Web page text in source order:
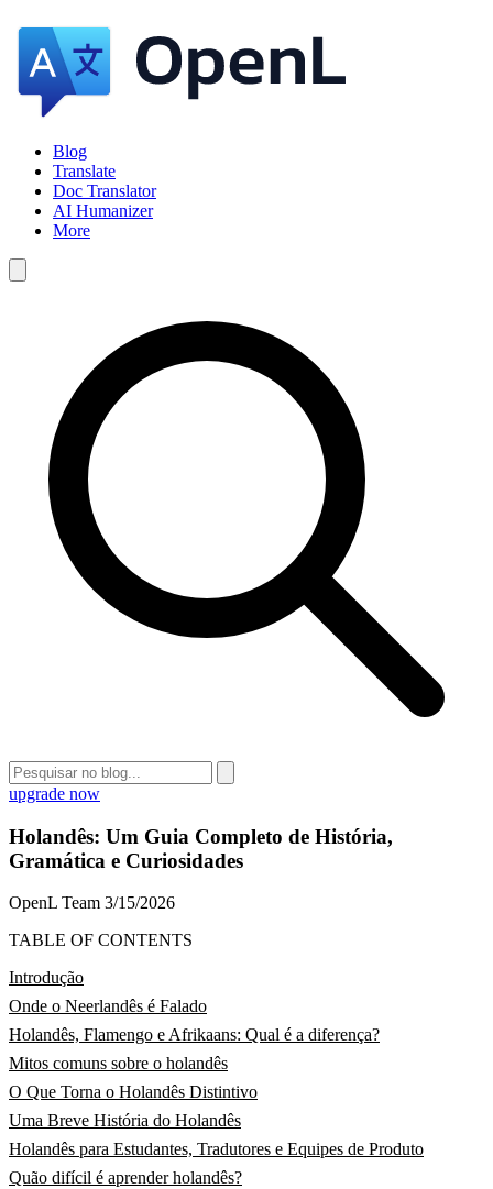
Blog
Translate
Doc Translator
AI Humanizer
More
upgrade now
Holandês: Um Guia Completo de História,
Gramática e Curiosidades
OpenL Team 3/15/2026
TABLE OF CONTENTS
Introdução
Onde o Neerlandês é Falado
Holandês, Flamengo e Afrikaans: Qual é a diferença?
Mitos comuns sobre o holandês
O Que Torna o Holandês Distintivo
Uma Breve História do Holandês
Holandês para Estudantes, Tradutores e Equipes de Produto
Quão difícil é aprender holandês?